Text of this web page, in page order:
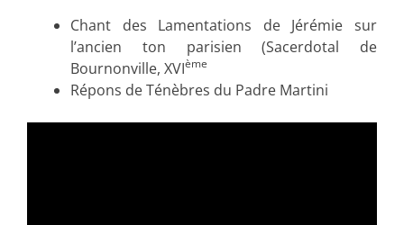
Chant des Lamentations de Jérémie sur
l’ancien ton parisien (Sacerdotal de
Bournonville, XVIème
Répons de Ténèbres du Padre Martini